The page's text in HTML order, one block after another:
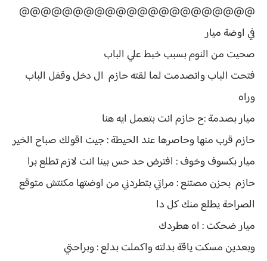
@@@@@@@@@@@@@@@@@@@@@@
في اوضة ميار
صحيت من النوم بسبب خبط علي الباب
فتحت الباب واتصدمت لما لقته حازم ال دخل وقفل الباب
وراه
ميار بصدمة :ح حازم انت بتعمل ايه هنا
حازم قرب منها وحاصرها عند الحيطة : جيت اقولك صباح الخير
ميار بكسوف وخوف : افترض حد حس بينا انت لازم تطلع برا
حازم بحزن مصتنع : مراتي بتطردني من اوضتها مكنتش متوقع
الصراحة يطلع منك كل دا
ميار ضحكت : اه هطردك
وبعدين مسكت ياقة بدلته واكملت بدلع : وبراحتي